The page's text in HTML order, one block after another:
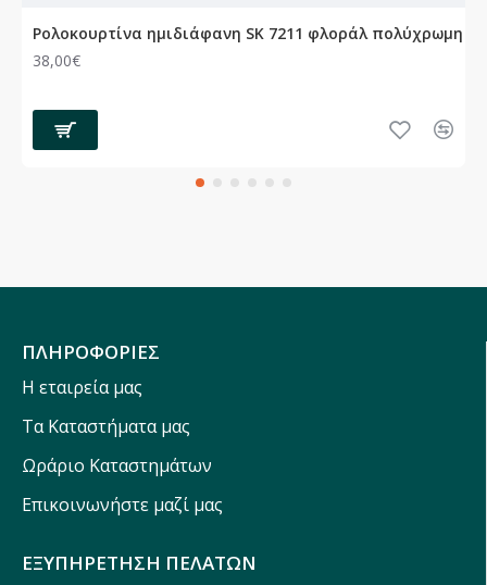
Ρολοκουρτίνα ημιδιάφανη SK 7211 φλοράλ πολύχρωμη
38,00€
ΠΛΗΡΟΦΟΡΙΕΣ
Η εταιρεία μας
Τα Καταστήματα μας
Ωράριο Καταστημάτων
Επικοινωνήστε μαζί μας
ΕΞΥΠΗΡΕΤΗΣΗ ΠΕΛΑΤΩΝ